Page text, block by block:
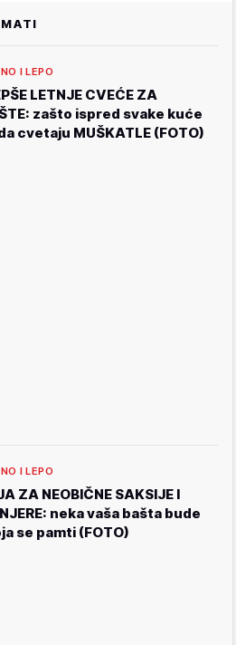
I LEPO
LETNJE CVEĆE ZA
zašto ispred svake kuće
cvetaju MUŠKATLE (FOTO)
I LEPO
ZA NEOBIČNE SAKSIJE I
neka vaša bašta bude
se pamti (FOTO)